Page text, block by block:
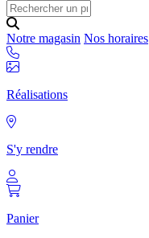
Notre magasin Nos horaires
Réalisations
S'y rendre
Panier